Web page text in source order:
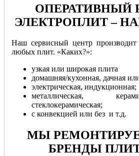
ОПЕРАТИВНЫЙ
ЭЛЕКТРОПЛИТ –
Наш сервисный центр производит
любых плит. «Каких?»:
узкая или широкая плита
домашняя/кухонная, дачная
электрическая, индукционная;
металлическая,
стеклокерамическая;
с конвекцией или без и т.д.
МЫ
БРЕНДЫ